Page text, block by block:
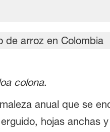
colona.
anual que se
hojas anchas